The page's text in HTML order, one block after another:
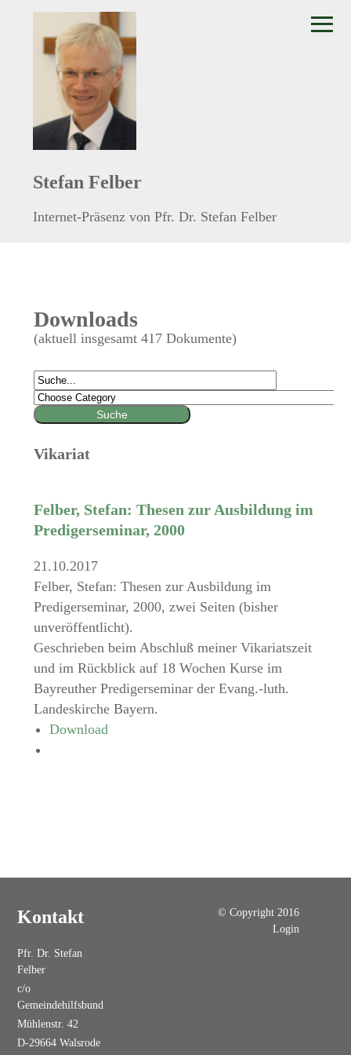
Stefan Felber
Internet-Präsenz von Pfr. Dr. Stefan Felber
Downloads
(aktuell insgesamt 417 Dokumente)
Vikariat
Felber, Stefan: Thesen zur Ausbildung im
Predigerseminar, 2000
21.10.2017
Felber, Stefan: Thesen zur Ausbildung im
Predigerseminar, 2000, zwei Seiten (bisher
unveröffentlicht).
Geschrieben beim Abschluß meiner Vikariatszeit
und im Rückblick auf 18 Wochen Kurse im
Bayreuther Predigerseminar der Evang.-luth.
Landeskirche Bayern.
Download
Kontakt
Pfr. Dr. Stefan
Felber
c/o
Gemeindehilfsbund
Mühlenstr. 42
D-29664 Walsrode
© Copyright 2016
Login
≡